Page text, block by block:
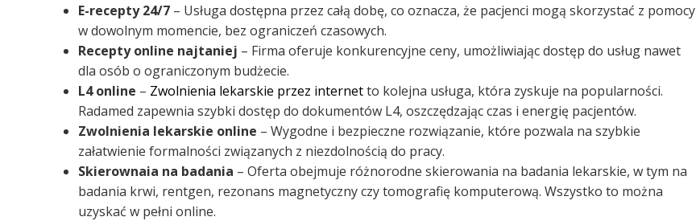
E-recepty 24/7 – Usługa dostępna przez całą dobę, co oznacza, że pacjenci mogą skorzystać z pomocy
w dowolnym momencie, bez ograniczeń czasowych.
Recepty online najtaniej – Firma oferuje konkurencyjne ceny, umożliwiając dostęp do usług nawet
dla osób o ograniczonym budżecie.
L4 online – Zwolnienia lekarskie przez internetto kolejna usługa, która zyskuje na popularności.
Radamed zapewnia szybki dostęp do dokumentów L4, oszczędzając czas i energię pacjentów.
Zwolnienia lekarskie online – Wygodne i bezpieczne rozwiązanie, które pozwala na szybkie
załatwienie formalności związanych z niezdolnością do pracy.
Skierownaia na badania – Oferta obejmuje różnorodne skierowania na badania lekarskie, w tym na
badania krwi, rentgen, rezonans magnetyczny czy tomografię komputerową. Wszystko to można
uzyskać w pełni online.